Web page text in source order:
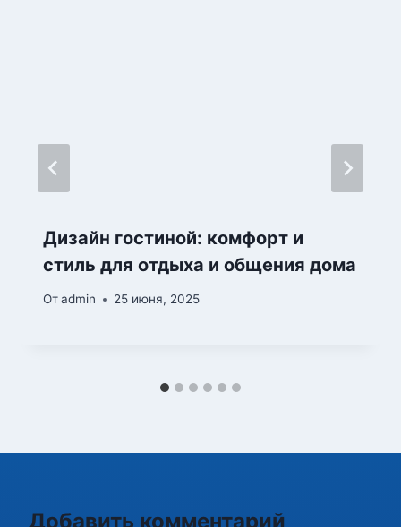
Дизайн гостиной: комфорт и
стиль для отдыха и общения дома
Отadmin 25 июня, 2025
Добавить комментарий